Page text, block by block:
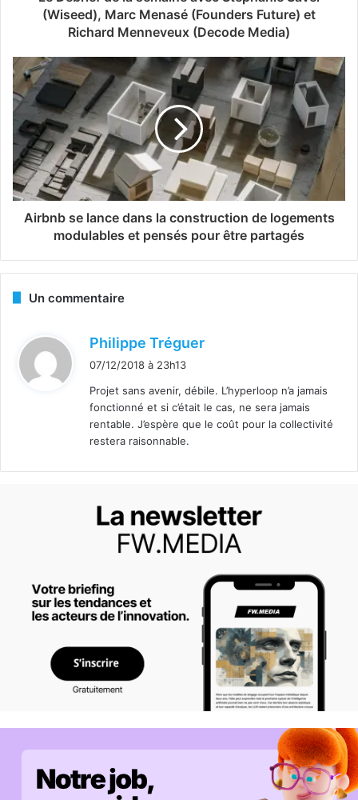
(Wiseed), Marc Menasé (Founders Future) et
Richard Menneveux (Decode Media)
Airbnb se lance dans la construction de logements
modulables et pensés pour être partagés
Un commentaire
Philippe Tréguer
:
07/12/2018 à 23h13
Projet sans avenir, débile. L’hyperloop n’a jamais
fonctionné et si c’était le cas, ne sera jamais
rentable. J’espère que le coût pour la collectivité
restera raisonnable.